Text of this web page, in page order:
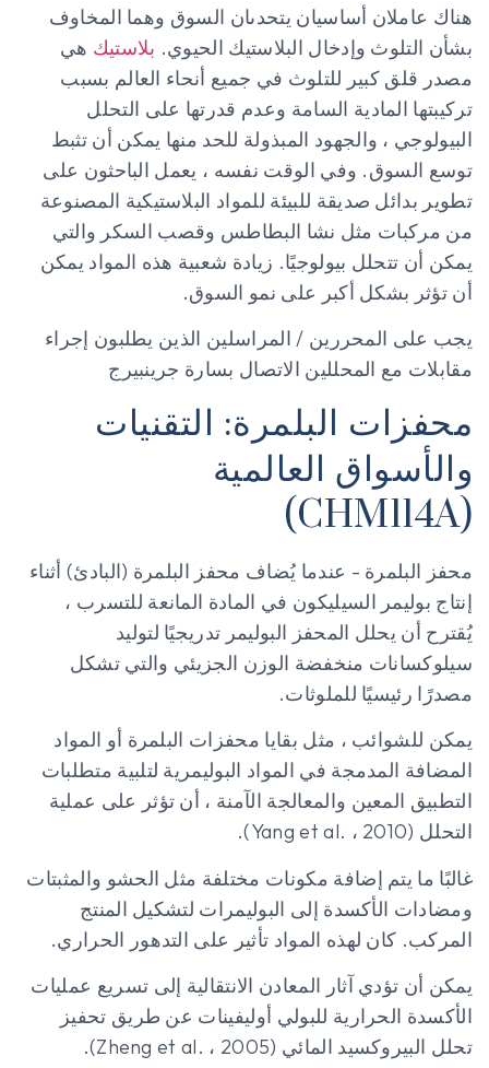
هناك عاملان أساسيان يتحدىان السوق وهما المخاوف
بشأن التلوث وإدخال البلاستيك الحيوي. بلاستيك هي
مصدر قلق كبير للتلوث في جميع أنحاء العالم بسبب
تركيبتها المادية السامة وعدم قدرتها على التحلل
البيولوجي ، والجهود المبذولة للحد منها يمكن أن تثبط
توسع السوق. وفي الوقت نفسه ، يعمل الباحثون على
تطوير بدائل صديقة للبيئة للمواد البلاستيكية المصنوعة
من مركبات مثل نشا البطاطس وقصب السكر والتي
يمكن أن تتحلل بيولوجيًا. زيادة شعبية هذه المواد يمكن
أن تؤثر بشكل أكبر على نمو السوق.
يجب على المحررين / المراسلين الذين يطلبون إجراء
مقابلات مع المحللين الاتصال بسارة جرينبيرج
محفزات البلمرة: التقنيات
والأسواق العالمية
(CHM114A)
محفز البلمرة - عندما يُضاف محفز البلمرة (البادئ) أثناء
إنتاج بوليمر السيليكون في المادة المانعة للتسرب ،
يُقترح أن يحلل المحفز البوليمر تدريجيًا لتوليد
سيلوكسانات منخفضة الوزن الجزيئي والتي تشكل
مصدرًا رئيسيًا للملوثات.
يمكن للشوائب ، مثل بقايا محفزات البلمرة أو المواد
المضافة المدمجة في المواد البوليمرية لتلبية متطلبات
التطبيق المعين والمعالجة الآمنة ، أن تؤثر على عملية
التحلل (Yang et al. ، 2010).
غالبًا ما يتم إضافة مكونات مختلفة مثل الحشو والمثبتات
ومضادات الأكسدة إلى البوليمرات لتشكيل المنتج
المركب. كان لهذه المواد تأثير على التدهور الحراري.
يمكن أن تؤدي آثار المعادن الانتقالية إلى تسريع عمليات
الأكسدة الحرارية للبولي أوليفينات عن طريق تحفيز
تحلل البيروكسيد المائي (Zheng et al. ، 2005).